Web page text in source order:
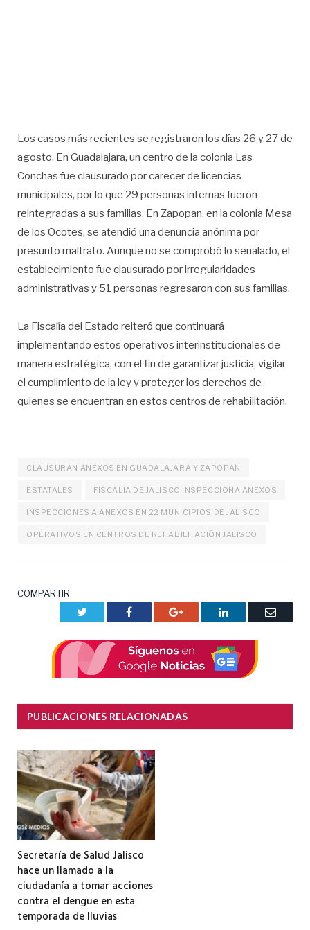
Los casos más recientes se registraron los días 26 y 27 de
agosto. En Guadalajara, un centro de la colonia Las
Conchas fue clausurado por carecer de licencias
municipales, por lo que 29 personas internas fueron
reintegradas a sus familias. En Zapopan, en la colonia Mesa
de los Ocotes, se atendió una denuncia anónima por
presunto maltrato. Aunque no se comprobó lo señalado, el
establecimiento fue clausurado por irregularidades
administrativas y 51 personas regresaron con sus familias.
La Fiscalía del Estado reiteró que continuará
implementando estos operativos interinstitucionales de
manera estratégica, con el fin de garantizar justicia, vigilar
el cumplimiento de la ley y proteger los derechos de
quienes se encuentran en estos centros de rehabilitación.
CLAUSURAN ANEXOS EN GUADALAJARA Y ZAPOPAN
ESTATALES FISCALÍA DE JALISCO INSPECCIONA ANEXOS
INSPECCIONES A ANEXOS EN 22 MUNICIPIOS DE JALISCO
OPERATIVOS EN CENTROS DE REHABILITACIÓN JALISCO
COMPARTIR.
Facebook Google+ LinkedIn
Correo
PUBLICACIONES RELACIONADAS
Secretaría de Salud Jalisco
hace un llamado a la
ciudadanía a tomar acciones
contra el dengue en esta
temporada de lluvias